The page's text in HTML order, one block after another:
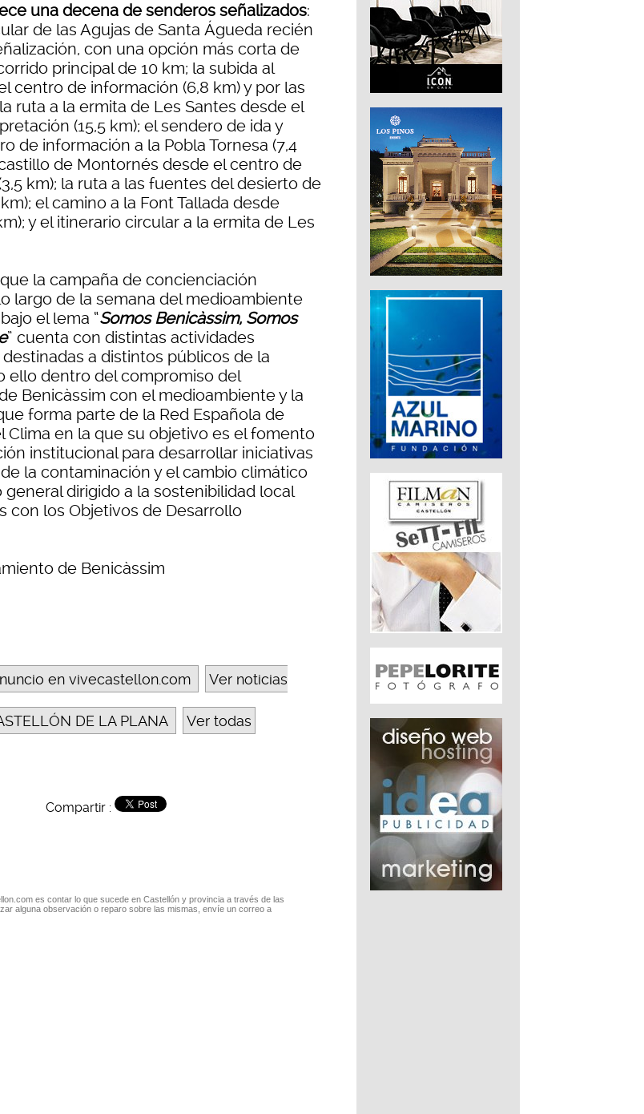
una decena de senderos señalizados:
de las Agujas de Santa Águeda recién
con una opción más corta de
principal de 10 km; la subida al
centro de información (6,8 km) y por las
ruta a la ermita de Les Santes desde el
(15,5 km); el sendero de ida y
de información a la Pobla Tornesa (7,4
de Montornés desde el centro de
km); la ruta a las fuentes del desierto de
el camino a la Font Tallada desde
y el itinerario circular a la ermita de Les
la campaña de concienciación
largo de la semana del medioambiente
el lema “Somos Benicàssim, Somos
” cuenta con distintas actividades
a distintos públicos de la
ello dentro del compromiso del
Benicàssim con el medioambiente y la
forma parte de la Red Española de
Clima en la que su objetivo es el fomento
institucional para desarrollar iniciativas
la contaminación y el cambio climático
dirigido a la sostenibilidad local
con los Objetivos de Desarrollo
de Benicàssim
en vivecastellon.com Ver noticias
DE LA PLANA Ver todas
Compartir :
es contar lo que sucede en Castellón y provincia a través de las
alguna observación o reparo sobre las mismas, envíe un correo a